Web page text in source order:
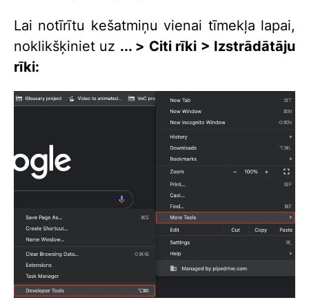
Lai notīrītu kešatmiņu vienai tīmekļa lapai,
noklikšķiniet uz ... > Citi rīki > Izstrādātāju
rīki: